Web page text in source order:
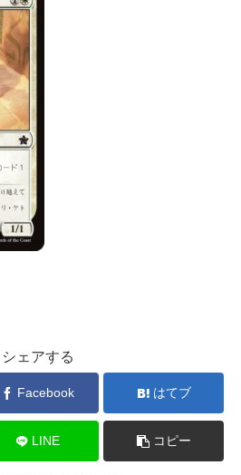
シェアする
Facebook はてブ
LINE コピー